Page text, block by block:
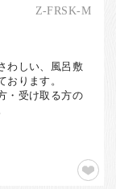
Z-FRSK-M
わしい、風呂敷
ります。
・受け取る方の